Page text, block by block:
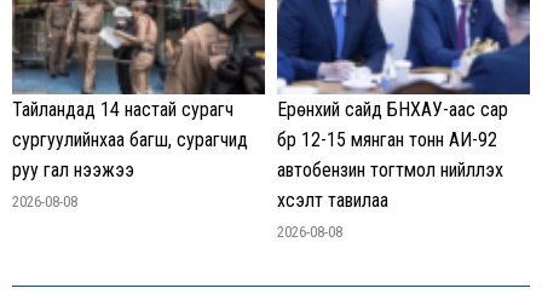
Тайландад 14 настай сурагч
сургуулийнхаа багш, сурагчид
руу гал нээжээ
2026-08-08
Ерөнхий сайд БНХАУ-аас сар
бүр 12-15 мянган тонн АИ-92
автобензин тогтмол нийлүүлэх
хүсэлт тавилаа
2026-08-08